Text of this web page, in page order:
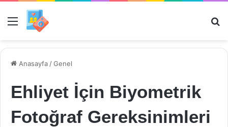
Menü
Anasayfa /Genel
Ehliyet İçin Biyometrik
Fotoğraf Gereksinimleri